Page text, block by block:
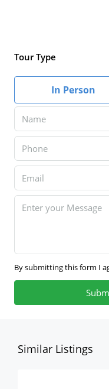
Tour Type
In Person
By submitting this form I
Similar Listings